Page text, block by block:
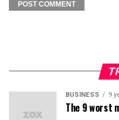
BUSINESS 9
The 9 worst